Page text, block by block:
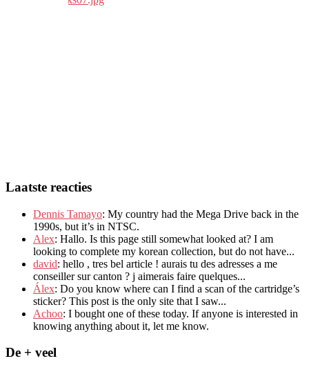
Laatste reacties
Dennis Tamayo: My country had the Mega Drive back in the
1990s, but it’s in NTSC.
Alex: Hallo. Is this page still somewhat looked at? I am
looking to complete my korean collection, but do not have...
david: hello , tres bel article ! aurais tu des adresses a me
conseiller sur canton ? j aimerais faire quelques...
Álex: Do you know where can I find a scan of the cartridge’s
sticker? This post is the only site that I saw...
Achoo: I bought one of these today. If anyone is interested in
knowing anything about it, let me know.
De + veel